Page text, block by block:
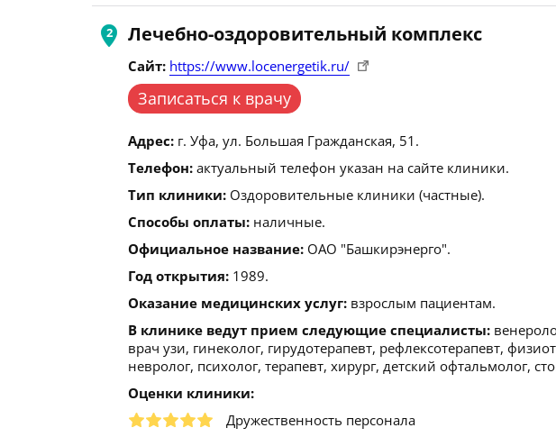
Лечебно-оздоровительный комплекс
Сайт: https://www.locenergetik.ru/
Записаться к врачу
Адрес: г. Уфа, ул. Большая Гражданская, 51.
Телефон: актуальный телефон указан на сайте клиники.
Тип клиники: Оздоровительные клиники (частные).
Способы оплаты: наличные.
Официальное название: ОАО "Башкирэнерго".
Год открытия: 1989.
Оказание медицинских услуг: взрослым пациентам.
В клинике ведут прием следующие специалисты:
врач узи, гинеколог, гирудотерапевт, рефлексотерапевт,
невролог, психолог, терапевт, хирург, детский офтальмолог,
Оценки клиники:
Дружественность персонала